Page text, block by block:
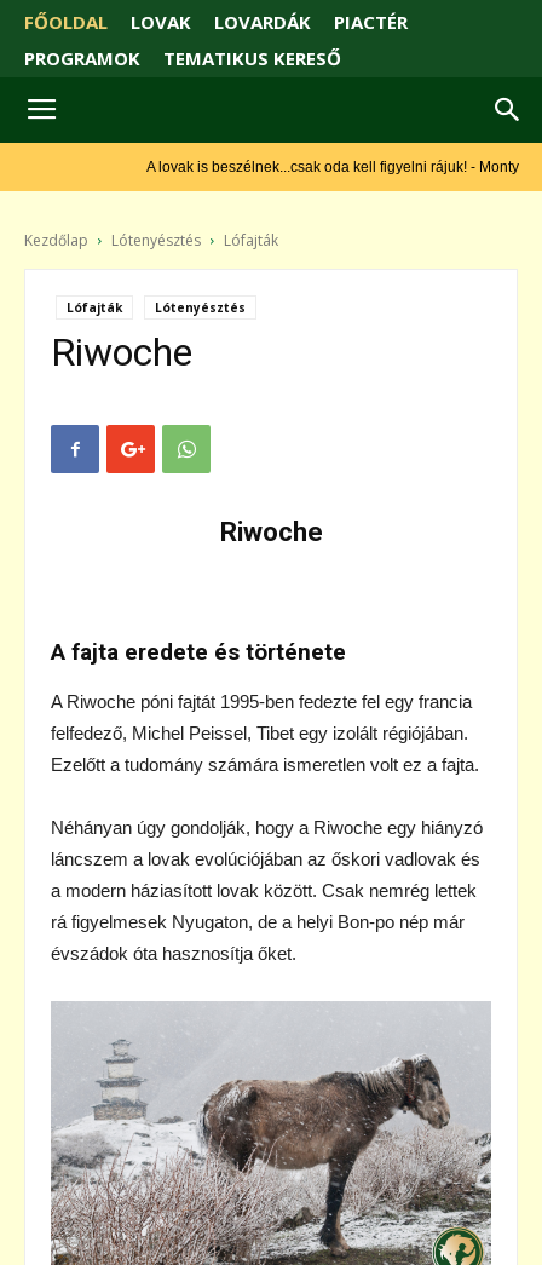
FŐOLDAL LOVAK LOVARDÁK
PIACTÉR
PROGRAMOK
TEMATIKUS KERESŐ
A lovak is beszélnek...csak oda kell figyelni rájuk! - Monty Roberts
Kezdőlap Lótenyésztés Lófajták
Lófajták Lótenyésztés
Riwoche
Riwoche
A fajta eredete és története
A Riwoche póni fajtát 1995-ben fedezte fel egy francia
felfedező, Michel Peissel, Tibet egy izolált régiójában.
Ezelőtt a tudomány számára ismeretlen volt ez a fajta.
Néhányan úgy gondolják, hogy a Riwoche egy hiányzó
láncszem a lovak evolúciójában az őskori vadlovak és
a modern háziasított lovak között. Csak nemrég lettek
rá figyelmesek Nyugaton, de a helyi Bon-po nép már
évszádok óta hasznosítja őket.